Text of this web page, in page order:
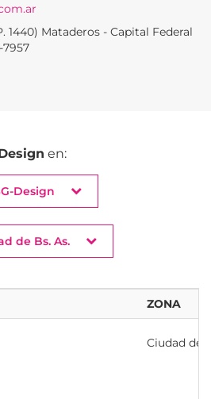
1440) Mataderos - Capital Federal
7957
en:
Design
de Bs. As.
ZONA
Ciudad de